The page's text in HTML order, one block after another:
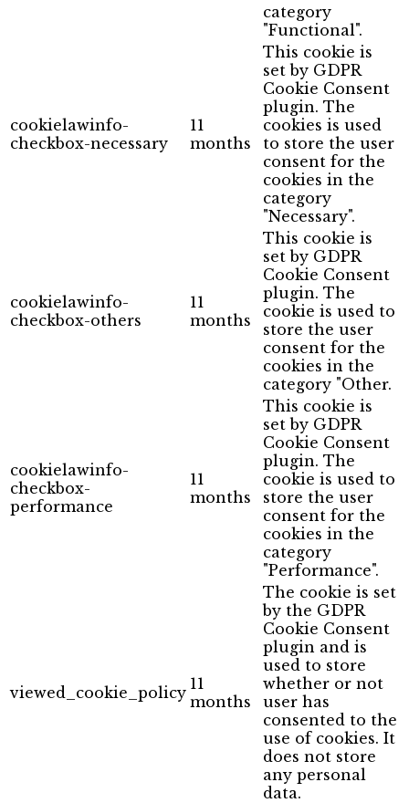
category
"Functional".
cookielawinfo-
checkbox-necessary
11
months
This cookie is
set by GDPR
Cookie Consent
plugin. The
cookies is used
to store the user
consent for the
cookies in the
category
"Necessary".
cookielawinfo-
checkbox-others
11
months
This cookie is
set by GDPR
Cookie Consent
plugin. The
cookie is used to
store the user
consent for the
cookies in the
category "Other.
cookielawinfo-
checkbox-
performance
11
months
This cookie is
set by GDPR
Cookie Consent
plugin. The
cookie is used to
store the user
consent for the
cookies in the
category
"Performance".
viewed_cookie_policy 11
months
The cookie is set
by the GDPR
Cookie Consent
plugin and is
used to store
whether or not
user has
consented to the
use of cookies. It
does not store
any personal
data.